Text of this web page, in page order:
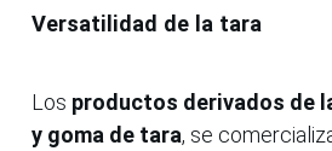
Versatilidad de la tara
Los productos derivados de
y goma de tara, se